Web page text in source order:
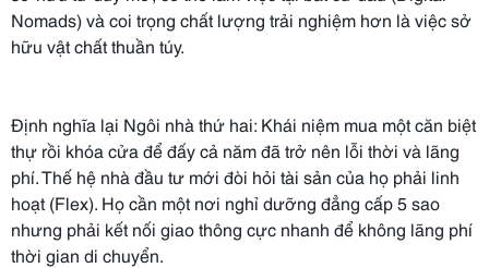
Nomads) và coi trọng chất lượng trải nghiệm hơn là việc sở
hữu vật chất thuần túy.
Định nghĩa lại Ngôi nhà thứ hai: Khái niệm mua một căn biệt
thự rồi khóa cửa để đấy cả năm đã trở nên lỗi thời và lãng
phí. Thế hệ nhà đầu tư mới đòi hỏi tài sản của họ phải linh
hoạt (Flex). Họ cần một nơi nghỉ dưỡng đẳng cấp 5 sao
nhưng phải kết nối giao thông cực nhanh để không lãng phí
thời gian di chuyển.